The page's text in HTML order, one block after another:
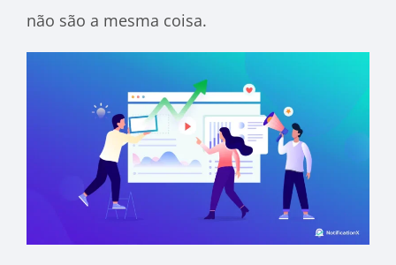
não são a mesma coisa.